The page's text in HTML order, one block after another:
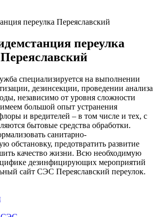
переулка Переяславский
переулка
Переяславский
специализируется на выполнении
дезинсекции, проведении анализа
независимо от уровня сложности
большой опыт устранения
и вредителей – в том числе и тех, с
бытовые средства обработки.
санитарно-
обстановку, предотвратить развитие
качество жизни. Всю необходимую
дезинфицирующих мероприятий
сайт СЭС Переяславский переулок.